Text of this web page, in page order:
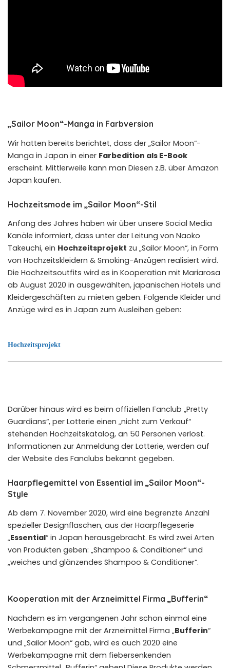
„Sailor Moon“-Manga in Farbversion
Wir hatten bereits berichtet, dass der „Sailor Moon“-
Manga in Japan in einer Farbedition als E-Book
erscheint. Mittlerweile kann man Diesen z.B. über Amazon
Japan kaufen.
Hochzeitsmode im „Sailor Moon“-Stil
Anfang des Jahres haben wir über unsere Social Media
Kanäle informiert, dass unter der Leitung von Naoko
Takeuchi, ein Hochzeitsprojekt zu „Sailor Moon“, in Form
von Hochzeitskleidern & Smoking-Anzügen realisiert wird.
Die Hochzeitsoutfits wird es in Kooperation mit Mariarosa
ab August 2020 in ausgewählten, japanischen Hotels und
Kleidergeschäften zu mieten geben. Folgende Kleider und
Anzüge wird es in Japan zum Ausleihen geben:
Hochzeitsprojekt
Darüber hinaus wird es beim offiziellen Fanclub „Pretty
Guardians“, per Lotterie einen „nicht zum Verkauf“
stehenden Hochzeitskatalog, an 50 Personen verlost.
Informationen zur Anmeldung der Lotterie, werden auf
der Website des Fanclubs bekannt gegeben.
Haarpflegemittel von Essential im „Sailor Moon“-
Style
Ab dem 7. November 2020, wird eine begrenzte Anzahl
spezieller Designflaschen, aus der Haarpflegeserie
„Essential“ in Japan herausgebracht. Es wird zwei Arten
von Produkten geben: „Shampoo & Conditioner“ und
„weiches und glänzendes Shampoo & Conditioner“.
Kooperation mit der Arzneimittel Firma „Bufferin“
Nachdem es im vergangenen Jahr schon einmal eine
Werbekampagne mit der Arzneimittel Firma „Bufferin“
und „Sailor Moon“ gab, wird es auch 2020 eine
Werbekampagne mit dem fiebersenkenden